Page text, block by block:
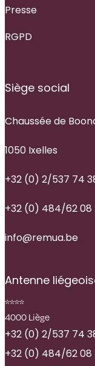
Presse
RGPD
Siège social
Chaussée de
1050 Ixelles
+32 (0) 2/537 74
+32 (0) 484/62 08
info@remua.be
Antenne
****
4000 Liège
+32 (0) 2/537 74
+32 (0) 484/62 08